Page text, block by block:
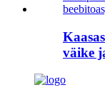
väike